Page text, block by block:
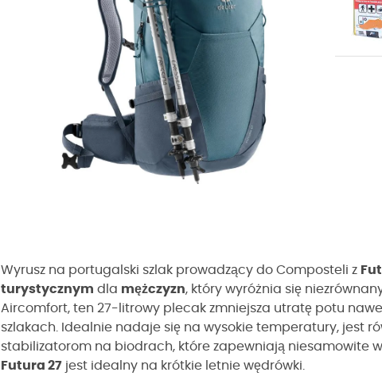
Wyrusz na portugalski szlak prowadzący do Composteli z
turystycznym dla mężczyzn, który wyróżnia się
Aircomfort, ten 27-litrowy plecak zmniejsza utratę potu
szlakach. Idealnie nadaje się na wysokie temperatury, jest
stabilizatorom na biodrach, które zapewniają niesamowite
Futura 27 jest idealny na krótkie letnie wędrówki.